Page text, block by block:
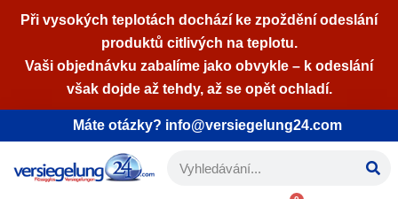
na
Při vysokých teplotách dochází ke zpoždění odeslání
produktů citlivých na teplotu.
Vaši objednávku zabalíme jako obvykle – k odeslání
však dojde až tehdy, až se opět ochladí.
Máte otázky? info@versiegelung24.com